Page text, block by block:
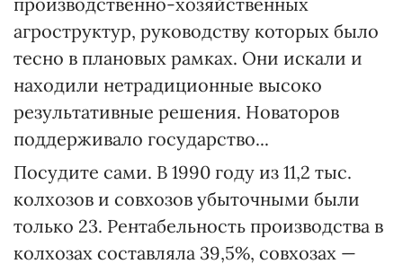
агроструктур, руководству которых было
тесно в плановых рамках. Они искали и
находили нетрадиционные высоко
результативные решения. Новаторов
поддерживало государство...
Посудите сами. В 1990 году из 11,2 тыс.
колхозов и совхозов убыточными были
только 23. Рентабельность производства в
колхозах составляла 39,5%, совхозах —